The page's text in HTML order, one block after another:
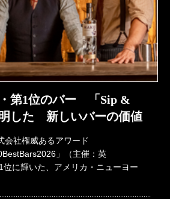
第1位のバー 「Sip &
した 新しいバーの価値
会社権威あるアワード
」（主催：英
位に輝いた、アメリカ・ニューヨー